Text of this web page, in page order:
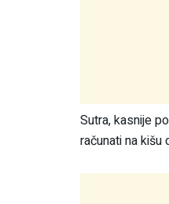
Sutra, kasnije
računati na kišu